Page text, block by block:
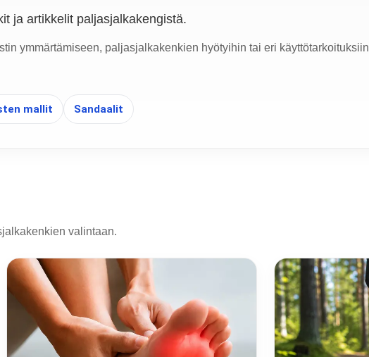
ja artikkelit paljasjalkakengistä.
ymmärtämiseen, paljasjalkakenkien hyötyihin tai eri käyttötarkoituksiin
mallit Sandaalit
valintaan.